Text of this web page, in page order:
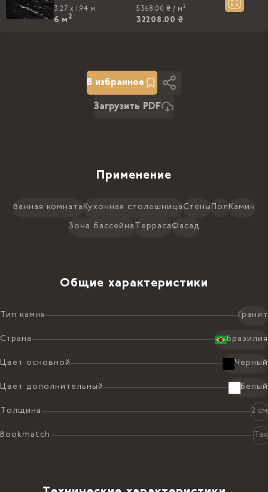
3.27 x 1.94 м
6 м 2
5368.00 ₴ / м 2
32208.00 ₴
В избранное
Загрузить PDF
Применение
Ванная комната Кухонная столешница Стены Пол Камин
Зона бассейна Терраса Фасад
Общие характеристики
Тип камня Гранит
Страна Бразилия
Цвет основной Черный
Цвет дополнительный Белый
Толщина 2 см
Bookmatch Так